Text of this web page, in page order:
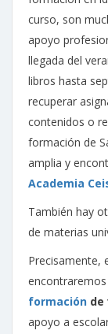
curso, son
apoyo
llegada del
libros hasta
recuperar
contenidos o
formación de
amplia y
Academia
También hay
de materias
Precisamente,
encontraremos
formación de
apoyo a